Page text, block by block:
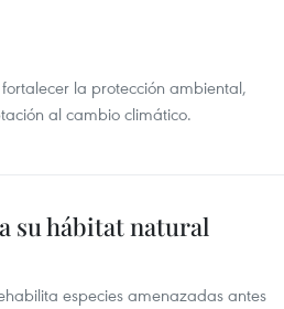
la protección ambiental,
al cambio climático.
su hábitat natural
especies amenazadas antes